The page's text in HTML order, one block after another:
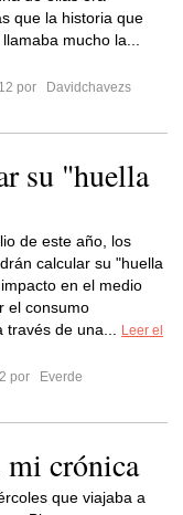
que la historia que
mucho la...
por
Davidchavezs
su "huella
de este año, los
calcular su "huella
en el medio
el consumo
través de una...
Leer el
por
Everde
mi crónica
que viajaba a